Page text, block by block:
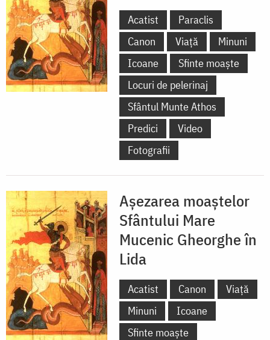
Acatist
Paraclis
Canon
Viață
Minuni
Icoane
Sfinte moaște
Locuri de pelerinaj
Sfântul Munte Athos
Predici
Video
Fotografii
Așezarea moaștelor
Sfântului Mare
Mucenic Gheorghe în
Lida
Acatist Canon
Viață
Minuni
Icoane
Sfinte moaște